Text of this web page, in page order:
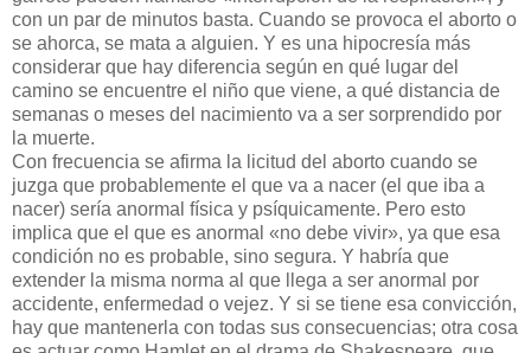
con un par de minutos basta. Cuando se provoca el aborto o
se ahorca, se mata a alguien. Y es una hipocresía más
considerar que hay diferencia según en qué lugar del
camino se encuentre el niño que viene, a qué distancia de
semanas o meses del nacimiento va a ser sorprendido por
la muerte.
Con frecuencia se afirma la licitud del aborto cuando se
juzga que probablemente el que va a nacer (el que iba a
nacer) sería anormal física y psíquicamente. Pero esto
implica que el que es anormal «no debe vivir», ya que esa
condición no es probable, sino segura. Y habría que
extender la misma norma al que llega a ser anormal por
accidente, enfermedad o vejez. Y si se tiene esa convicción,
hay que mantenerla con todas sus consecuencias; otra cosa